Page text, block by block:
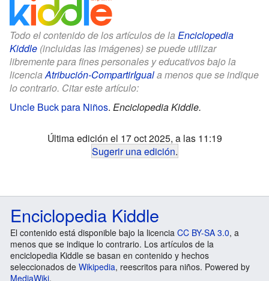
Todo el contenido de los artículos de la Enciclopedia
Kiddle (incluidas las imágenes) se puede utilizar
libremente para fines personales y educativos bajo la
licenciaAtribución-CompartirIguala menos que se indique
lo contrario. Citar este artículo:
Uncle Buck para Niños. Enciclopedia Kiddle.
Última edición el 17 oct 2025, a las 11:19
Sugerir una edición.
Enciclopedia Kiddle
El contenido está disponible bajo la licencia CC BY-SA 3.0, a
menos que se indique lo contrario. Los artículos de la
enciclopedia Kiddle se basan en contenido y hechos
seleccionados de Wikipedia, reescritos para niños. Powered by
MediaWiki.